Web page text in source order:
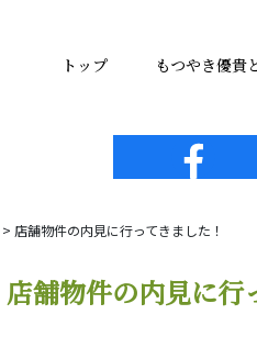
トップ もつやき優貴
> 店舗物件の内見に行ってきました！
店舗物件の内見に行